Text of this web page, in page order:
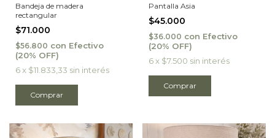
Bandeja de madera
rectangular
$71.000
$56.800 con Efectivo
6x $11.833,33 sin interés
Pantalla Asia
$45.000
$36.000 con Efectivo
6 x $7.500 sin interés